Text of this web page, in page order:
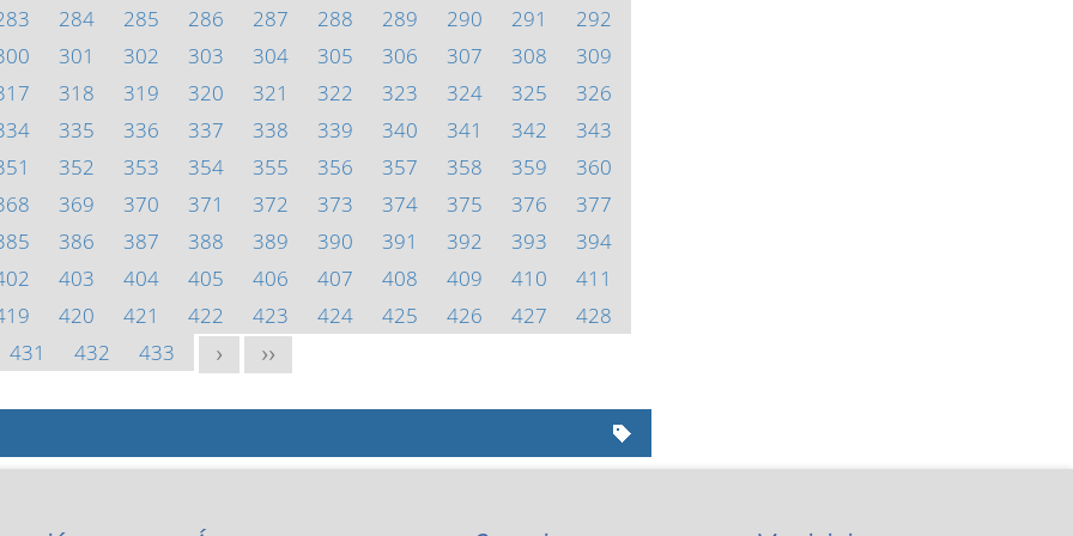
284 285 286 287 288 289 290 291
292
301 302 303 304 305 306 307 308
309
318 319 320 321 322 323 324 325
326
335 336 337 338 339 340 341 342
343
352 353 354 355 356 357 358 359
360
369 370 371 372 373 374 375 376
377
386 387 388 389 390 391 392 393
394
403 404 405 406 407 408 409 410
411
420 421 422 423 424 425 426 427
428
431
432 433 > >>